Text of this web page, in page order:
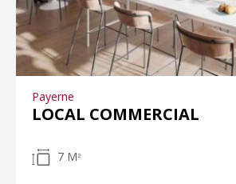
Payerne
LOCAL COMMERCIAL
7 M 2